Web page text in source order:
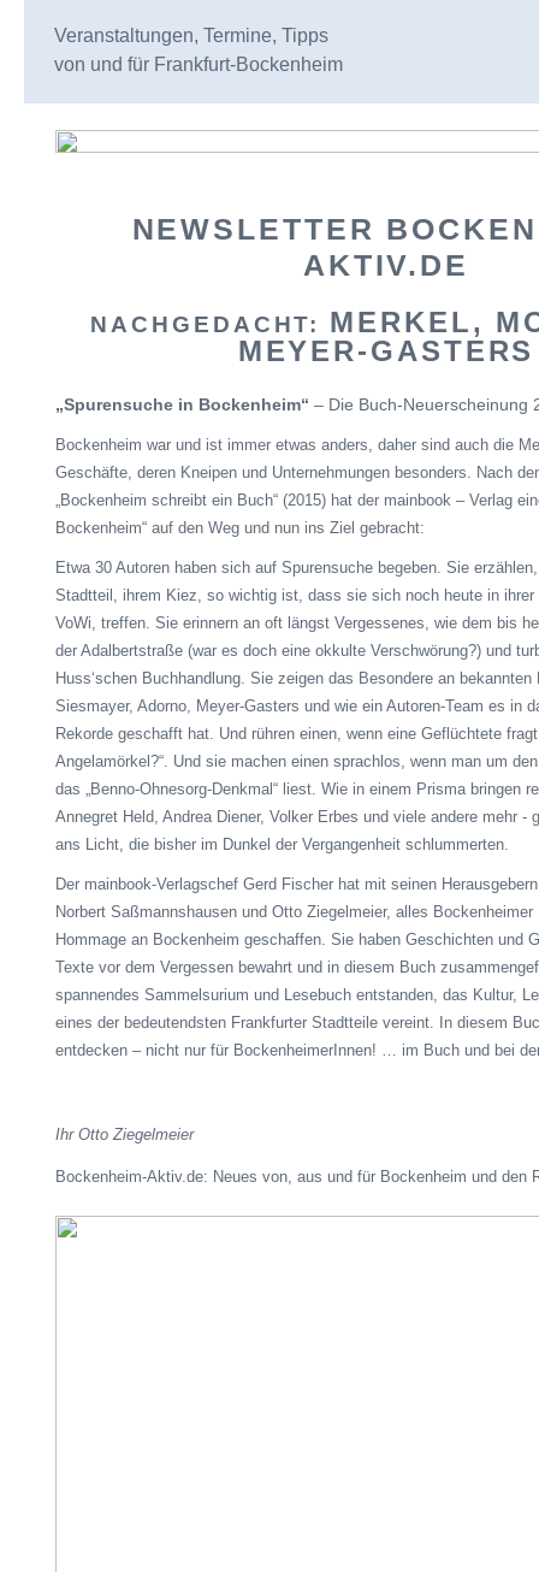
Veranstaltungen, Termine, Tipps
von und für Frankfurt-Bockenheim
NEWSLETTER
AKTIV.DE
NACHGEDACHT: MERKEL,
MEYER-GASTERS
„Spurensuche in Bockenheim“ – Die Buch-Neuerscheinung
Bockenheim war und ist immer etwas anders, daher sind auch die
Geschäfte, deren Kneipen und Unternehmungen besonders. Nach
„Bockenheim schreibt ein Buch“ (2015) hat der mainbook – Verlag
Bockenheim“ auf den Weg und nun ins Ziel gebracht:
Etwa 30 Autoren haben sich auf Spurensuche begeben. Sie
Stadtteil, ihrem Kiez, so wichtig ist, dass sie sich noch heute in ihrer
VoWi , treffen. Sie erinnern an oft längst Vergessenes, wie dem bis
der Adalbertstraße (war es doch eine okkulte Verschwörung?) und
Huss‘schen Buchhandlung. Sie zeigen das Besondere an
Siesmayer, Adorno, Meyer-Gasters und wie ein Autoren-Team es in
Rekorde geschafft hat. Und rühren einen, wenn eine Geflüchtete
Angelamörkel ?“. Und sie machen einen sprachlos, wenn man um
das „Benno-Ohnesorg-Denkmal“ liest. Wie in einem Prisma bringen
Annegret Held, Andrea Diener, Volker Erbes und viele andere mehr -
ans Licht, die bisher im Dunkel der Vergangenheit schlummerten.
Der mainbook-Verlagschef Gerd Fischer hat mit seinen
Norbert Saßmannshausen und Otto Ziegelmeier, alles Bockenheimer
Hommage an Bockenheim geschaffen. Sie haben Geschichten und
Texte vor dem Vergessen bewahrt und in diesem Buch
spannendes Sammelsurium und Lesebuch entstanden, das Kultur,
eines der bedeutendsten Frankfurter Stadtteile vereint. In diesem
entdecken – nicht nur für BockenheimerInnen! … im Buch und bei
Ihr Otto Ziegelmeier
Bockenheim-Aktiv.de: Neues von, aus und für Bockenheim und den